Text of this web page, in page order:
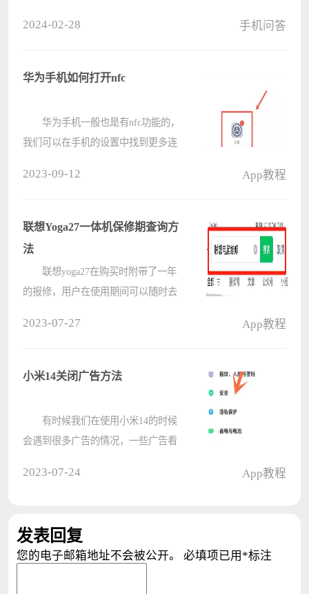
是多少 此次价格????
2024-02-28 手机问答
华为手机如何打开nfc
华为手机一般也是有nfc功能的，
我们可以在手机的设置中找到更多连
1、首先我们打开“设置”。 ????
2023-09-12 App教程
联想Yoga27一体机保修期查询方
法
联想yoga27在购买时附带了一年
的报修，用户在使用期间可以随时去
联想Yoga27一体机保修期怎么查询
2023-07-27 App教程
小米14关闭广告方法
有时候我们在使用小米14的时候
会遇到很多广告的情况，一些广告看
2023-07-24 App教程
发表回复
您的电子邮箱地址不会被公开。 必填项已用 *标注